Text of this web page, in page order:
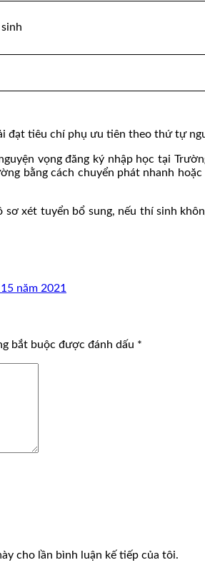
đạt tiêu chí phụ ưu tiên theo thứ tự
vọng đăng ký nhập học tại
bằng cách chuyển phát nhanh
xét tuyển bổ sung, nếu thí sinh
năm 2021
bắt buộc được đánh dấu *
cho lần bình luận kế tiếp của tôi.